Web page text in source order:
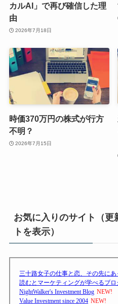
カルAI」で再び確信した理
由
2026年7月18日
時価370万円の株式が行方
不明？
2026年7月15日
お気に入りのサイト（更
トを表示）